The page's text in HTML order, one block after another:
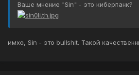
Ваше мнение "Sin" - это киберпанк?
имхо, Sin - это bullshit. Такой